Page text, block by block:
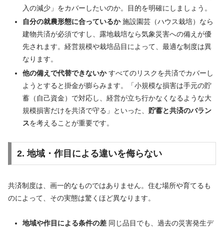
入の減少」をカバーしたいのか。目的を明確にしましょう。
自分の就農形態に合っているか施設園芸（ハウス栽培）なら
建物共済が必須ですし、露地栽培なら気象災害への備えが優
先されます。経営規模や栽培品目によって、最適な制度は異
なります。
他の備えで代替できないかすべてのリスクを共済でカバーし
ようとすると掛金が膨らみます。「小規模な損害は手元の貯
蓄（自己資金）で対応し、経営が立ち行かなくなるような大
規模損害だけを共済で守る」といった、 貯蓄と共済のバラン
スを考えることが重要です。
2. 地域・作目による違いを侮らない
共済制度は、画一的なものではありません。住む場所や育てるも
のによって、その実態は驚くほど異なります。
地域や作目による条件の差同じ品目でも、過去の災害発生デ